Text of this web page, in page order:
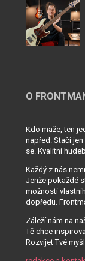
O
Kdo maže, ten
napřed. Stačí
se. Kvalitní
Každý z nás
Jenže pokaždé
možnosti
dopředu.
Záleží nám na
Tě chce
Rozvíjet Tvé